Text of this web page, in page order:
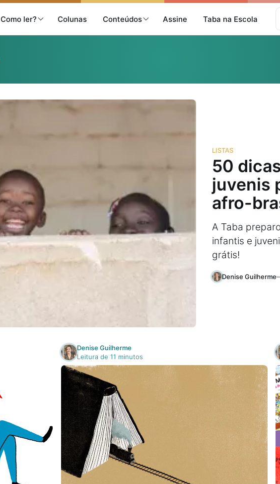
Como ler? Colunas Conteúdos Assine Taba na Escola
LISTAS
50
juvenis
afro-
A Taba
infantis e
grátis!
Denise Guilherme
Denise Guilherme
Leitura de 11 minutos